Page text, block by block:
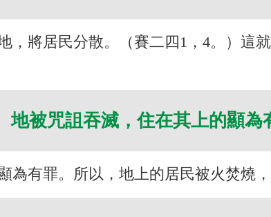
將居民分散。（賽二四1，4。）這
被咒詛吞滅，住在其上的顯為
為有罪。所以，地上的居民被火焚燒